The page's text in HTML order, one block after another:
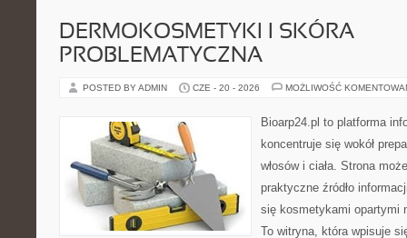
DERMOKOSMETYKI I SKÓRA
PROBLEMATYCZNA
POSTED BY ADMIN CZE - 20 - 2026 MOŻLIWOŚĆ
Bioarp24.pl to platforma
koncentruje się wokół
włosów i ciała. Strona
praktyczne źródło
się kosmetykami opartymi
To witryna, która wpisuje